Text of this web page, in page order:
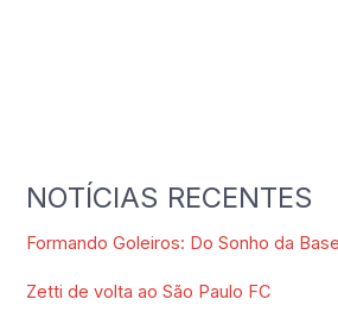
NOTÍCIAS RECENTES
Formando Goleiros: Do Sonho da
Zetti de volta ao São Paulo FC